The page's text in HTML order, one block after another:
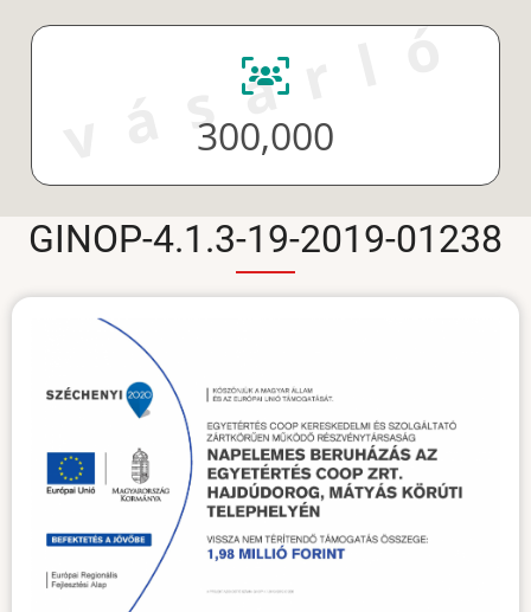
300,000
vásárló
GINOP-4.1.3-19-2019-01238
Projekttábla